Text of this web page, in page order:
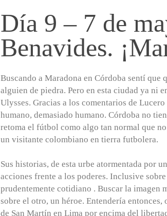
Día 9 – 7 de
Benavides.
Buscando a Maradona en Córdoba sentí que
alguien de piedra. Pero en esta ciudad ya ni
Ulysses. Gracias a los comentarios de
humano, demasiado humano. Córdoba no
retoma el fútbol como algo tan normal que
un visitante colombiano en tierra futbolera.
Sus historias, de esta urbe atormentada por
acciones frente a los poderes. Inclusive
prudentemente cotidiano . Buscar la imagen
sobre el otro, un héroe. Entendería
de San Martín en Lima por encima del